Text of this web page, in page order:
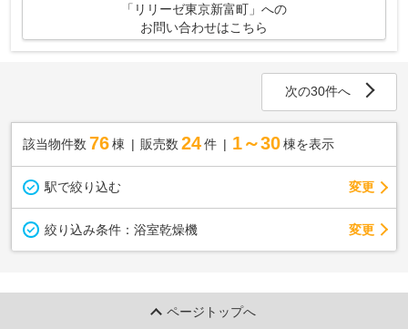
「リリーゼ東京新富町」への
お問い合わせはこちら
次の30件へ
該当物件数 76棟 販売数 24 件 1～30 棟を表示
駅で絞り込む 変更
絞り込み条件： 浴室乾燥機 変更
ページトップへ